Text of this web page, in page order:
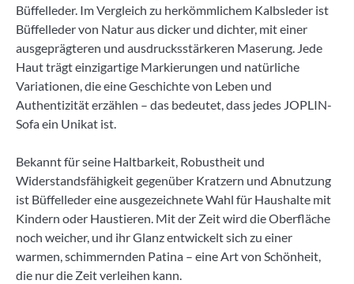
Büffelleder. Im Vergleich zu herkömmlichem Kalbsleder ist
Büffelleder von Natur aus dicker und dichter, mit einer
ausgeprägteren und ausdrucksstärkeren Maserung. Jede
Haut trägt einzigartige Markierungen und natürliche
Variationen, die eine Geschichte von Leben und
Authentizität erzählen – das bedeutet, dass jedes JOPLIN-
Sofa ein Unikat ist.
Bekannt für seine Haltbarkeit, Robustheit und
Widerstandsfähigkeit gegenüber Kratzern und Abnutzung
ist Büffelleder eine ausgezeichnete Wahl für Haushalte mit
Kindern oder Haustieren. Mit der Zeit wird die Oberfläche
noch weicher, und ihr Glanz entwickelt sich zu einer
warmen, schimmernden Patina – eine Art von Schönheit,
die nur die Zeit verleihen kann.